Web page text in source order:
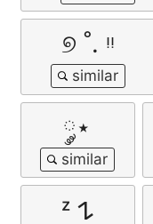
୭ ˚. ᵎᵎ
༘⋆
ᶻ 𐰁